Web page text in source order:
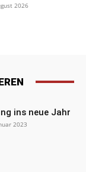
2026
ins neue Jahr
2023